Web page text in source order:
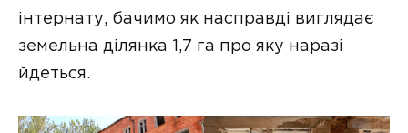
інтернату, бачимо як насправді виглядає
земельна ділянка 1,7 га про яку наразі
йдеться.